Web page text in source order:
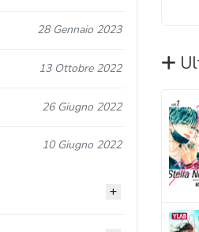
28 Gennaio 2023
13 Ottobre 2022
26 Giugno 2022
10 Giugno 2022